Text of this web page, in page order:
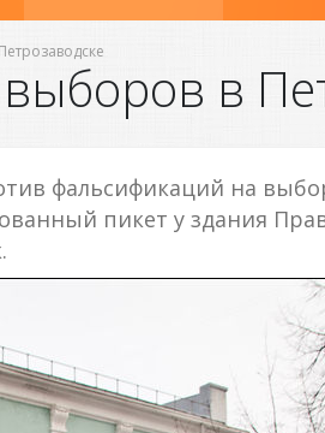
в
фальсификаций на
пикет у здания